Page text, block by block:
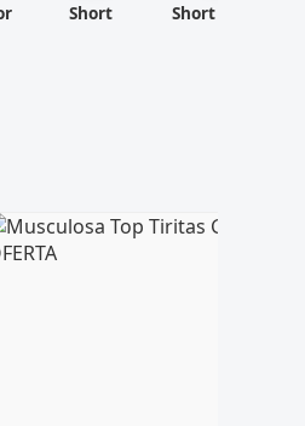
Short Short pollera